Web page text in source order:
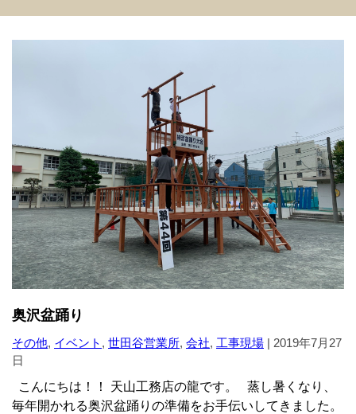
奥沢盆踊り
その他, イベント , 世田谷営業所, 会社, 工事現場 | 2019年7月27
日
こんにちは！！ 天山工務店の龍です。 蒸し暑くなり、
毎年開かれる奥沢盆踊りの準備をお手伝いしてきました。